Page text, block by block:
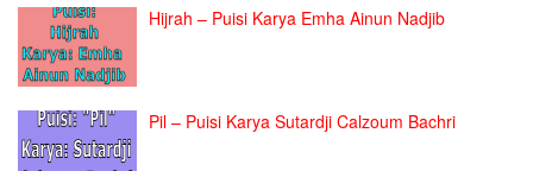
Hijrah – Puisi Karya Emha Ainun Nadjib
Pil – Puisi Karya Sutardji Calzoum Bachri